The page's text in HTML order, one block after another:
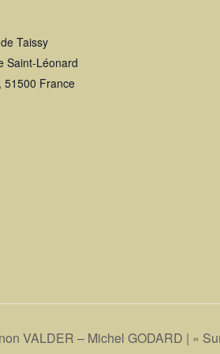
Taissy
Saint-Léonard
51500 France
VALDER – Michel GODARD | «